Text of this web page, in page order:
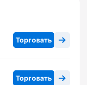
Торговать
Торговать